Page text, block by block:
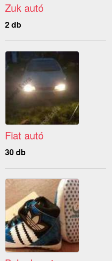
Zuk autó
2 db
Fiat autó
30 db